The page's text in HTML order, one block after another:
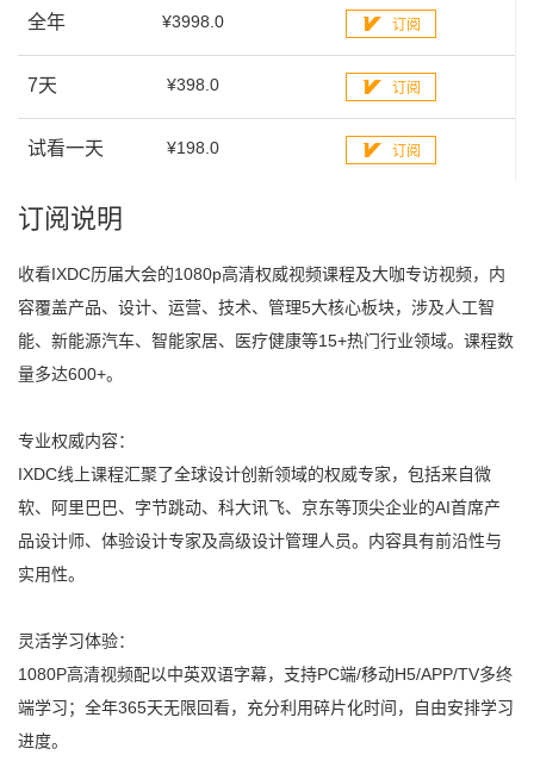
全年 ¥3998.0 订阅
7天 ¥398.0 订阅
试看一天 ¥198.0 订阅
订阅说明
收看IXDC历届大会的1080p高清权威视频课程及大咖专访视频，内
容覆盖产品、设计、运营、技术、管理5大核心板块，涉及人工智
能、新能源汽车、智能家居、医疗健康等15+热门行业领域。课程数
量多达600+。
专业权威内容：
IXDC线上课程汇聚了全球设计创新领域的权威专家，包括来自微
软、阿里巴巴、字节跳动、科大讯飞、京东等顶尖企业的AI首席产
品设计师、体验设计专家及高级设计管理人员。内容具有前沿性与
实用性。
灵活学习体验：
1080P高清视频配以中英双语字幕，支持PC端/移动H5/APP/TV多终
端学习；全年365天无限回看，充分利用碎片化时间，自由安排学习
进度。